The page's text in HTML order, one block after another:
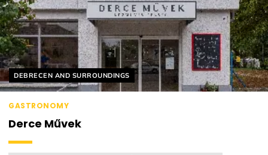
Helyszín címkék:
DEBRECEN AND SURROUNDINGS
GASTRONOMY
Derce Művek